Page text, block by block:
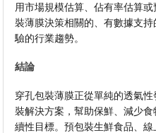
用市場規模估算、佔有率估算
裝薄膜決策相關的、有數據支
驗的行業趨勢。
結論
穿孔包裝薄膜正從單純的透氣
裝解決方案，幫助保鮮、減少
續性目標。預包裝生鮮食品、